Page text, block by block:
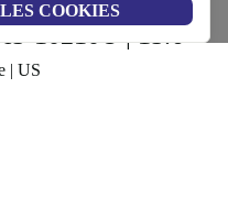
COOKIES
10210U | 15.6"
| US